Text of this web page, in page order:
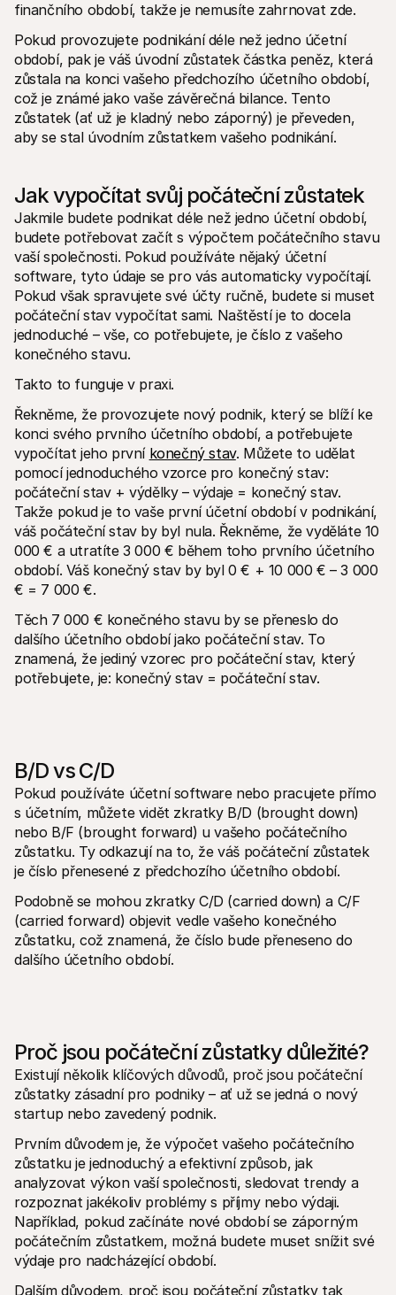
finančního období, takže je nemusíte zahrnovat zde.
Pokud provozujete podnikání déle než jedno účetní
období, pak je váš úvodní zůstatek částka peněz, která
zůstala na konci vašeho předchozího účetního období,
což je známé jako vaše závěrečná bilance. Tento
zůstatek (ať už je kladný nebo záporný) je převeden,
aby se stal úvodním zůstatkem vašeho podnikání.
Jak vypočítat svůj počáteční zůstatek
Jakmile budete podnikat déle než jedno účetní období,
budete potřebovat začít s výpočtem počátečního stavu
vaší společnosti. Pokud používáte nějaký účetní
software, tyto údaje se pro vás automaticky vypočítají.
Pokud však spravujete své účty ručně, budete si muset
počáteční stav vypočítat sami. Naštěstí je to docela
jednoduché – vše, co potřebujete, je číslo z vašeho
konečného stavu.
Takto to funguje v praxi.
Řekněme, že provozujete nový podnik, který se blíží ke
konci svého prvního účetního období, a potřebujete
vypočítat jeho první konečný stav. Můžete to udělat
pomocí jednoduchého vzorce pro konečný stav:
počáteční stav + výdělky – výdaje = konečný stav.
Takže pokud je to vaše první účetní období v podnikání,
váš počáteční stav by byl nula. Řekněme, že vyděláte 10
000 € a utratíte 3 000 € během toho prvního účetního
období. Váš konečný stav by byl 0 € + 10 000 € – 3 000
€ = 7 000 €.
Těch 7 000 € konečného stavu by se přeneslo do
dalšího účetního období jako počáteční stav. To
znamená, že jediný vzorec pro počáteční stav, který
potřebujete, je: konečný stav = počáteční stav.
B/D vs C/D
Pokud používáte účetní software nebo pracujete přímo
s účetním, můžete vidět zkratky B/D (brought down)
nebo B/F (brought forward) u vašeho počátečního
zůstatku. Ty odkazují na to, že váš počáteční zůstatek
je číslo přenesené z předchozího účetního období.
Podobně se mohou zkratky C/D (carried down) a C/F
(carried forward) objevit vedle vašeho konečného
zůstatku, což znamená, že číslo bude přeneseno do
dalšího účetního období.
Proč jsou počáteční zůstatky důležité?
Existují několik klíčových důvodů, proč jsou počáteční
zůstatky zásadní pro podniky – ať už se jedná o nový
startup nebo zavedený podnik.
Prvním důvodem je, že výpočet vašeho počátečního
zůstatku je jednoduchý a efektivní způsob, jak
analyzovat výkon vaší společnosti, sledovat trendy a
rozpoznat jakékoliv problémy s příjmy nebo výdaji.
Například, pokud začínáte nové období se záporným
počátečním zůstatkem, možná budete muset snížit své
výdaje pro nadcházející období.
Dalším důvodem, proč jsou počáteční zůstatky tak